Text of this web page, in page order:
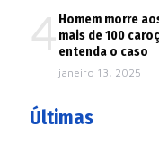
4 Homem morre
mais de 100
entenda o caso
janeiro 13, 2025
Últimas